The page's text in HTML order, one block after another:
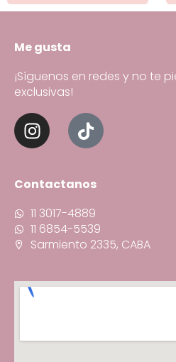
Me gusta
¡Síguenos en redes y no te
exclusivas!
Contactanos
11 3017-4889
11 6854-5539
Sarmiento 2335, CABA